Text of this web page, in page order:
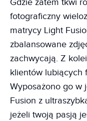
Gdzie zatem tkwi
fotograficzny
matrycy Light
zbalansowane
zachwycają. Z
klientów lubiących
Wyposażono go w
Fusion z
jeżeli twoją pasją